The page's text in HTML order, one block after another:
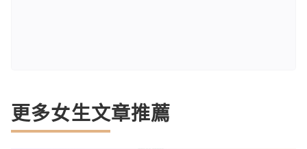
更多女生文章推薦